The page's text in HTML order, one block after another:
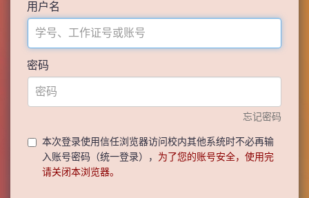
用户名
密码
忘记密码
本次登录使用信任浏览器访问校内其他系统时不必再输
入账号密码（统一登录）， 为了您的账号安全，使用完
请关闭本浏览器。